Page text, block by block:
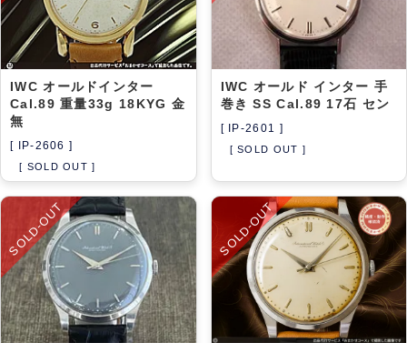
IWC オールドインター
Cal.89 重量33g 18KYG 金
無
[ IP-2606 ]
[ SOLD OUT ]
IWC オールド インター 手
巻き SS Cal.89 17石 セン
[ IP-2601 ]
[ SOLD OUT ]
SOLD-OUT SOLD-OUT